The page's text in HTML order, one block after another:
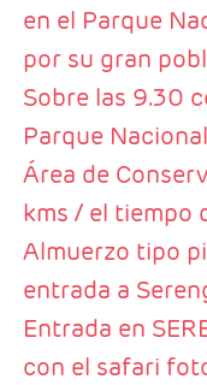
en el Parque
por su gran
Sobre las 9.30
Parque
Área de
kms / el tiempo
Almuerzo tipo
entrada a
Entrada en
con el safari